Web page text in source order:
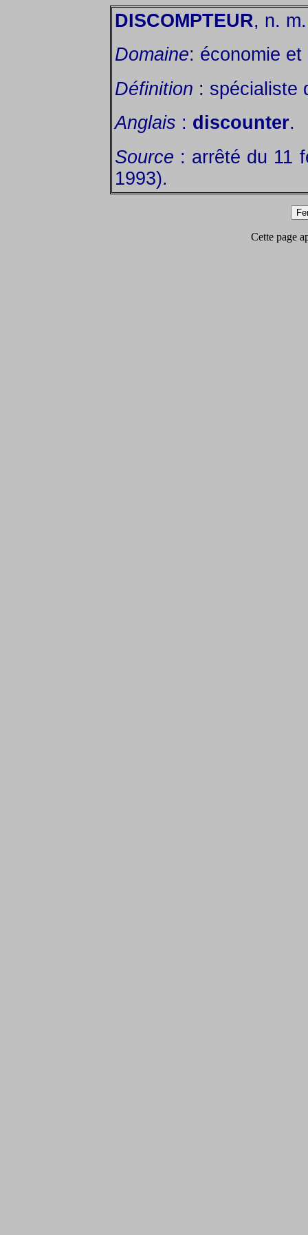
DISCOMPTEUR, n. m.
Domaine: économie
Définition : spécialiste
Anglais : discounter.
Source : arrêté du 11
1993).
Cette page